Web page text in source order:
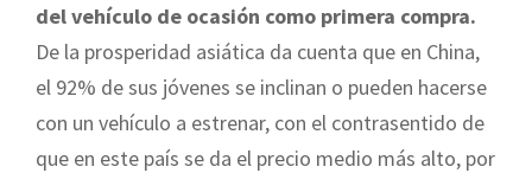
del vehículo de ocasión como primera compra.
De la prosperidad asiática da cuenta que en China,
el 92% de sus jóvenes se inclinan o pueden hacerse
con un vehículo a estrenar, con el contrasentido de
que en este país se da el precio medio más alto, por